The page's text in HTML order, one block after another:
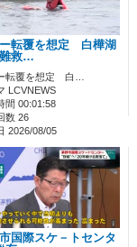
転覆を想定 白樺湖
救…
転覆を想定 白…
LCVNEWS
間 00:01:58
数 26
2026/08/05
国際スケ－トセンタ